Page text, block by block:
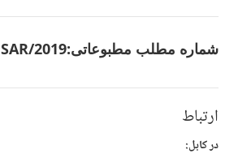
شماره مطلب مطبوعاتی:SAR/2019
ارتباط
در کابل: